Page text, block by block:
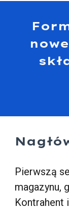
Pierwszą
magazynu,
Kontrahent